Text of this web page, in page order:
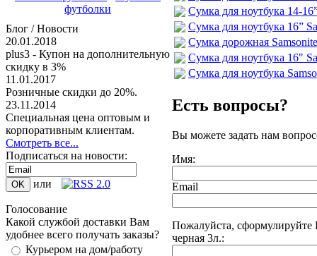
футболки
Блог / Новости
20.01.2018
plus3 - Купон на дополнительную
скидку в 3%
11.01.2017
Розничные скидки до 20%.
23.11.2014
Специальная цена оптовым и
корпоративным клиентам.
Смотреть все...
Подписаться на новости:
или
Голосование
Какой службой доставки Вам
удобнее всего получать заказы?
Курьером на дом/работу
Сумка для ноутбука 14-
Сумка для ноутбука 16”
Сумка дорожная
Сумка для ноутбука 16"
Сумка для ноутбука
Есть вопросы?
Вы можете задать нам
Имя:
Email
Пожалуйста, сформулируйте
черная 3л.: